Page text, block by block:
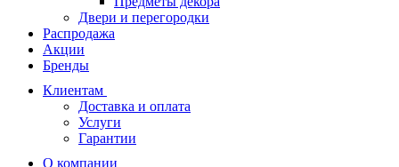
Двери и перегородки
Распродажа
Акции
Бренды
Клиентам
Доставка и оплата
Услуги
Гарантии
О компании